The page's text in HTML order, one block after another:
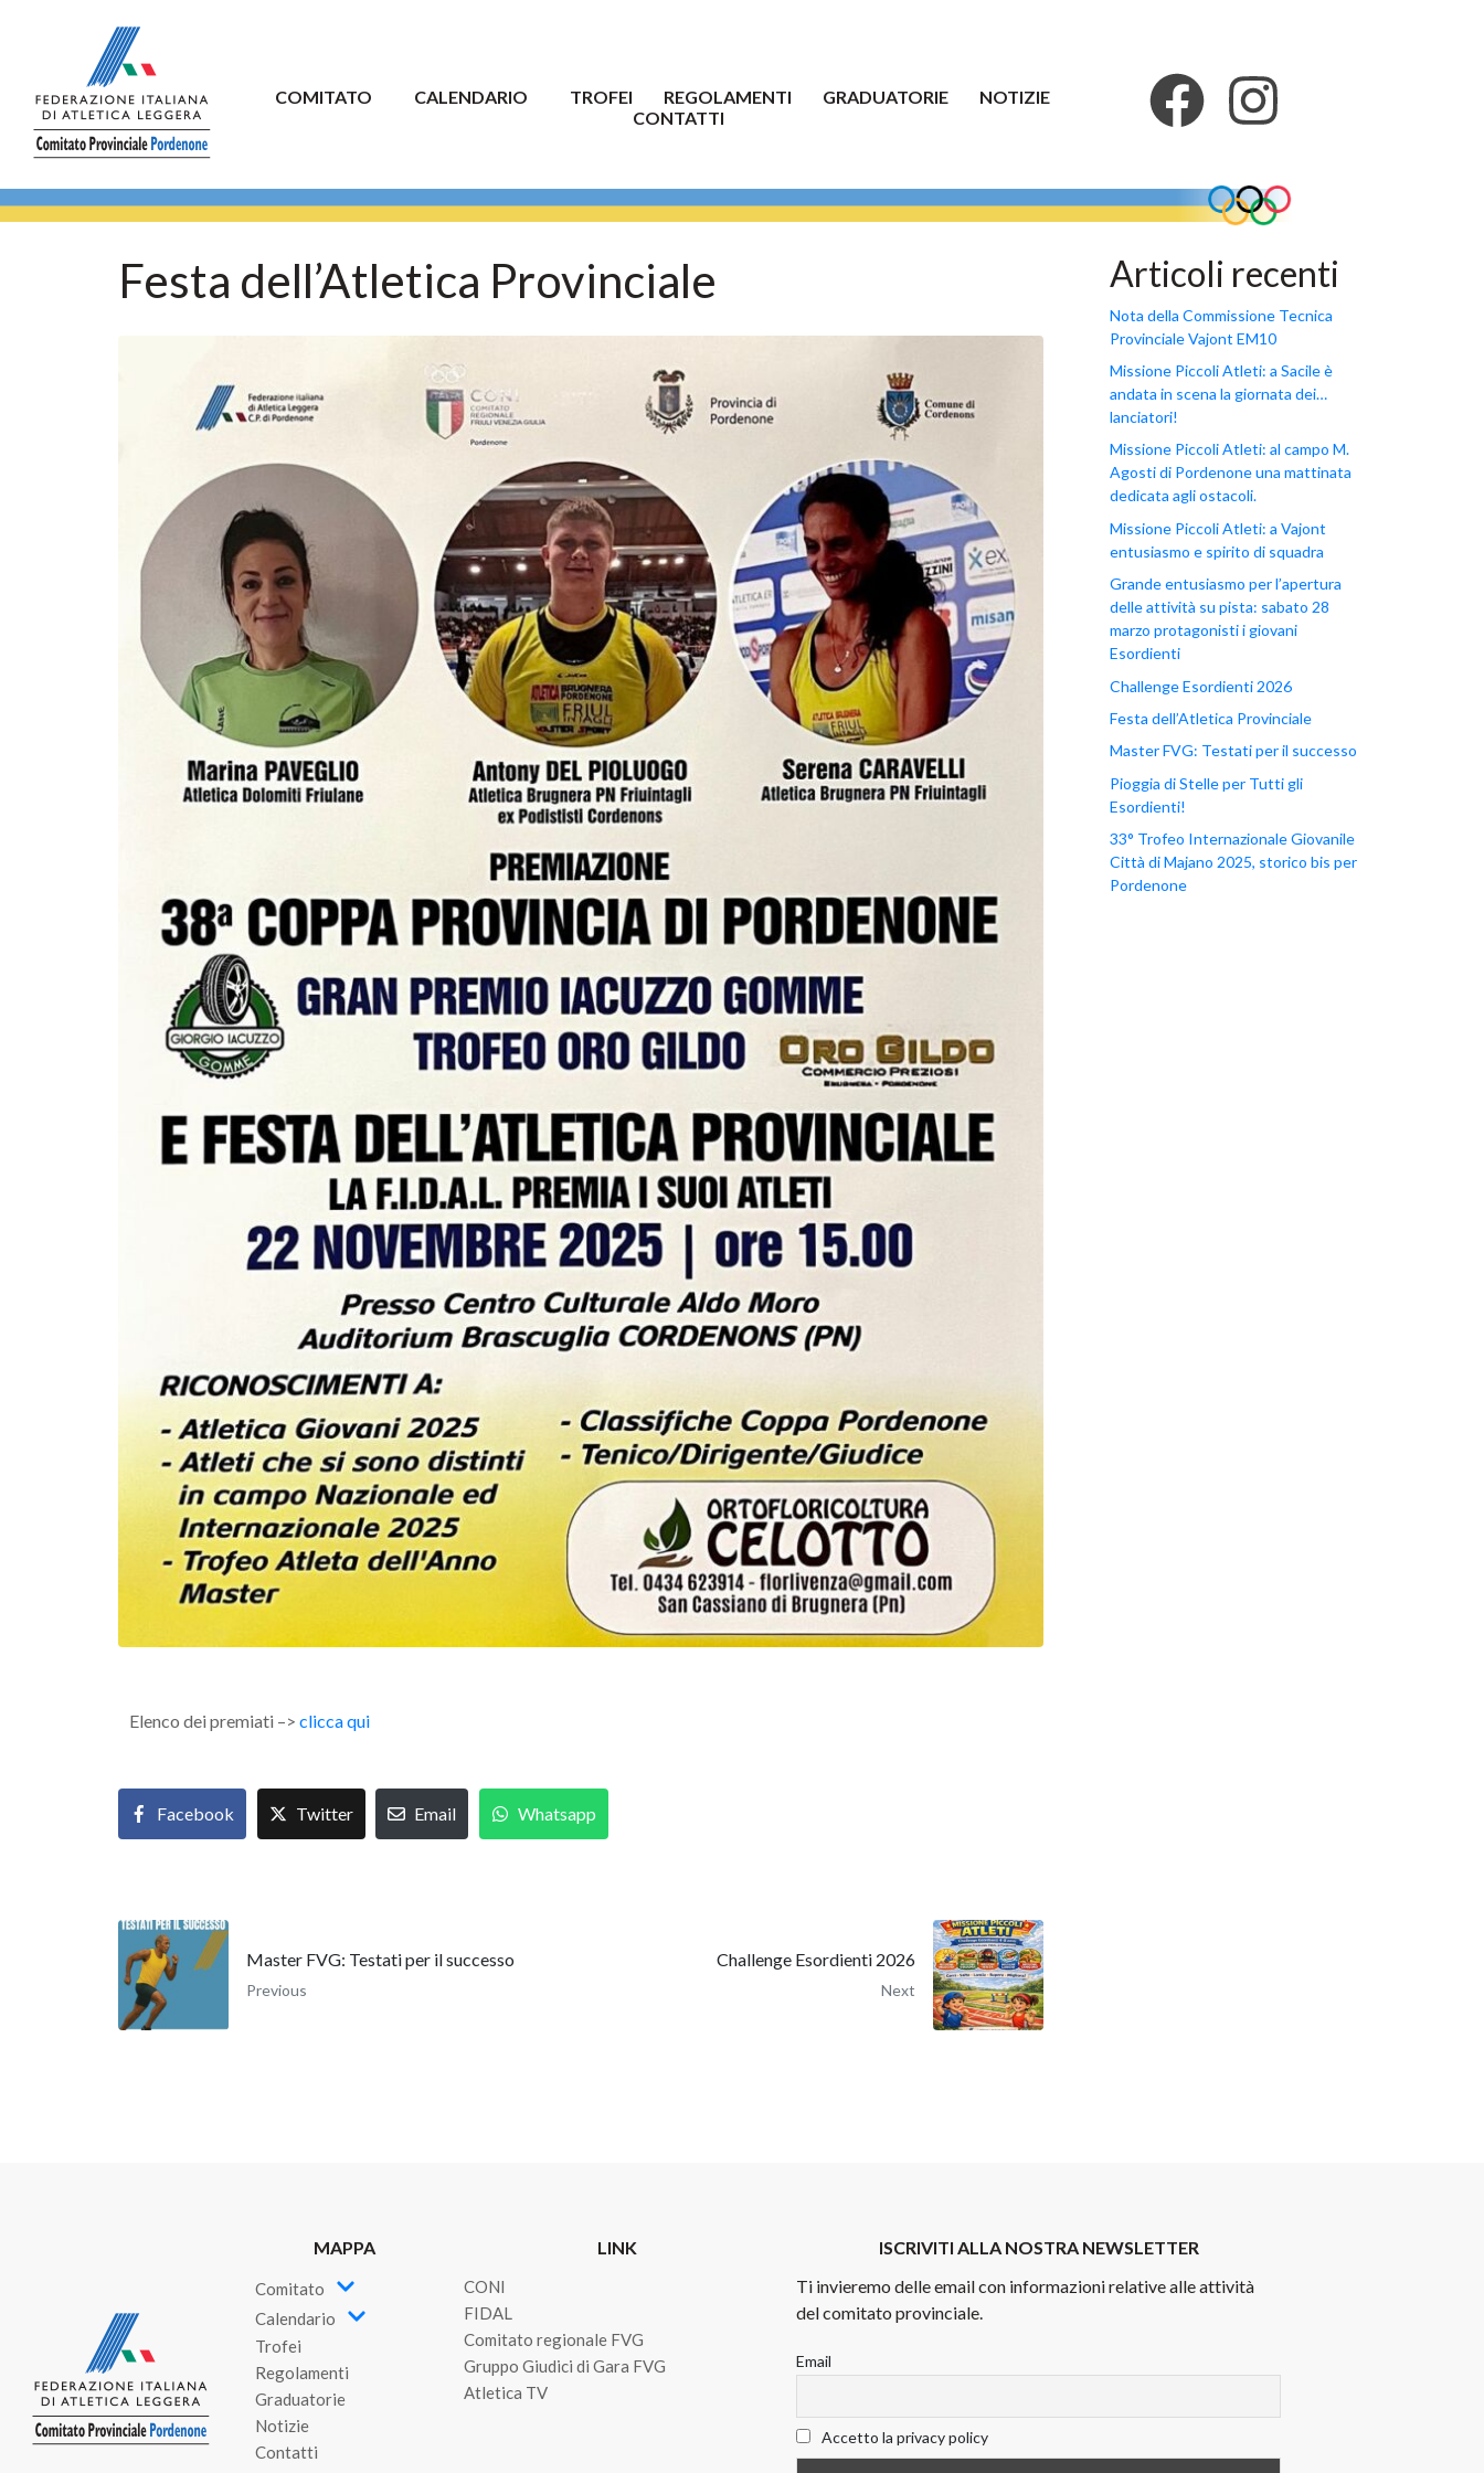
COMITATO CALENDARIO TROFEI REGOLAMENTI GRADUATORIE
NOTIZIE
CONTATTI
Festa dell’Atletica Provinciale
Elenco dei premiati –> clicca qui
Facebook Twitter Email Whatsapp
Master FVG: Testati per il successo
Previous
Challenge Esordienti 2026
Next
Articoli recenti
Nota della Commissione Tecnica
Provinciale Vajont EM10
Missione Piccoli Atleti: a Sacile è
andata in scena la giornata dei…
lanciatori!
Missione Piccoli Atleti: al campo M.
Agosti di Pordenone una mattinata
dedicata agli ostacoli.
Missione Piccoli Atleti: a Vajont
entusiasmo e spirito di squadra
Grande entusiasmo per l’apertura
delle attività su pista: sabato 28
marzo protagonisti i giovani
Esordienti
Challenge Esordienti 2026
Festa dell’Atletica Provinciale
Master FVG: Testati per il successo
Pioggia di Stelle per Tutti gli
Esordienti!
33° Trofeo Internazionale Giovanile
Città di Majano 2025, storico bis per
Pordenone
MAPPA
Comitato
Calendario
Trofei
Regolamenti
Graduatorie
Notizie
Contatti
LINK
CONI
FIDAL
Comitato regionale FVG
Gruppo Giudici di Gara FVG
Atletica TV
ISCRIVITI ALLA NOSTRA NEWSLETTER
Ti invieremo delle email con informazioni relative alle attività
del comitato provinciale.
Email
Accetto la privacy policy